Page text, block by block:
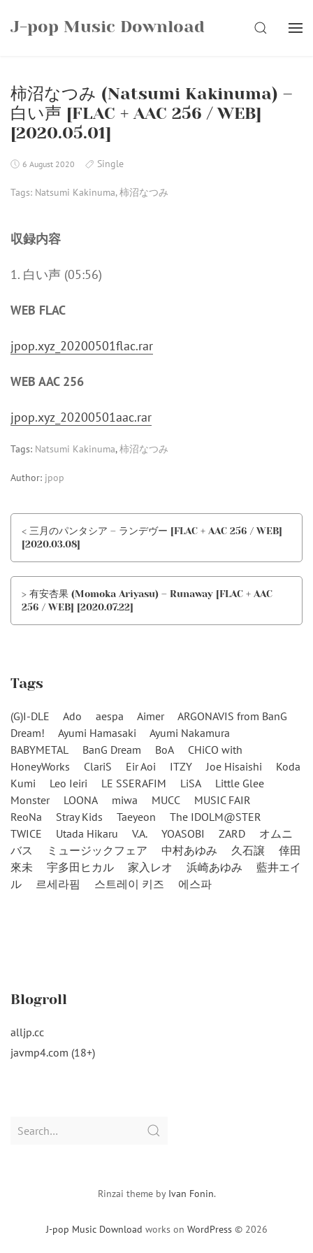
J-pop Music Download SEARCH
柿沼なつみ (Natsumi Kakinuma) –
白い声 [FLAC + AAC 256 / WEB]
[2020.05.01]
6 August 2020 Single
Tags: Natsumi Kakinuma,柿沼なつみ
収録内容
1. 白い声 (05:56)
WEB FLAC
jpop.xyz_20200501flac.rar
WEB AAC 256
jpop.xyz_20200501aac.rar
Tags: Natsumi Kakinuma,柿沼なつみ
Author: jpop
< 三月のパンタシア – ランデヴー [FLAC + AAC 256 / WEB]
[2020.03.08]
> 有安杏果 (Momoka Ariyasu) – Runaway [FLAC + AAC
256 / WEB] [2020.07.22]
Tags
(G)I-DLE Ado aespa Aimer
ARGONAVIS from BanG
Dream!
Ayumi Hamasaki
Ayumi Nakamura
BABYMETAL
BanG Dream BoA
CHiCO with
HoneyWorks
ClariS Eir Aoi ITZY Joe Hisaishi
Koda
Kumi
Leo Ieiri LE SSERAFIM LiSA
Little Glee
Monster
LOONA miwa MUCC
MUSIC FAIR
ReoNa
Stray Kids Taeyeon
The IDOLM@STER
TWICE
Utada Hikaru V.A. YOASOBI ZARD
オムニ
バス
ミュージックフェア 中村あゆみ 久石譲
倖田
來未
宇多田ヒカル 家入レオ 浜崎あゆみ
藍井エイ
ル
르세라핌 스트레이 키즈 에스파
Blogroll
alljp.cc
javmp4.com (18+)
Search
J-pop Music Download works on WordPress © 2026
Rinzai theme by Ivan Fonin.